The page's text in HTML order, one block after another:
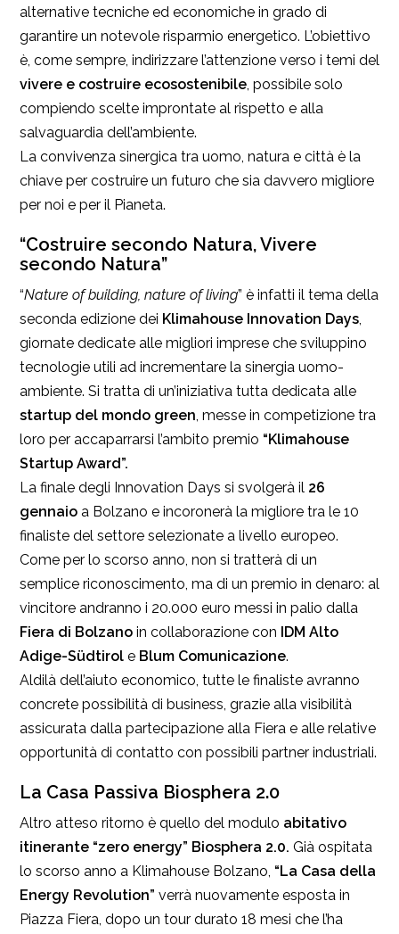
alternative tecniche ed economiche in grado di
garantire un notevole risparmio energetico. L’obiettivo
è, come sempre, indirizzare l’attenzione verso i temi del
vivere e costruire ecosostenibile, possibile solo
compiendo scelte improntate al rispetto e alla
salvaguardia dell’ambiente.
La convivenza sinergica tra uomo, natura e città è la
chiave per costruire un futuro che sia davvero migliore
per noi e per il Pianeta.
“Costruire secondo Natura, Vivere
secondo Natura”
“Nature of building, nature of living” è infatti il tema della
seconda edizione dei Klimahouse Innovation Days,
giornate dedicate alle migliori imprese che sviluppino
tecnologie utili ad incrementare la sinergia uomo-
ambiente. Si tratta di un’iniziativa tutta dedicata alle
startup del mondo green, messe in competizione tra
loro per accaparrarsi l’ambito premio “Klimahouse
Startup Award”.
La finale degli Innovation Days si svolgerà il 26
gennaio a Bolzano e incoronerà la migliore tra le 10
finaliste del settore selezionate a livello europeo.
Come per lo scorso anno, non si tratterà di un
semplice riconoscimento, ma di un premio in denaro: al
vincitore andranno i 20.000 euro messi in palio dalla
Fiera di Bolzano in collaborazione con IDM Alto
Adige-Südtirol e Blum Comunicazione.
Aldilà dell’aiuto economico, tutte le finaliste avranno
concrete possibilità di business, grazie alla visibilità
assicurata dalla partecipazione alla Fiera e alle relative
opportunità di contatto con possibili partner industriali.
La Casa Passiva Biosphera 2.0
Altro atteso ritorno è quello del modulo abitativo
itinerante “zero energy” Biosphera 2.0. Già ospitata
lo scorso anno a Klimahouse Bolzano, “La Casa della
Energy Revolution” verrà nuovamente esposta in
Piazza Fiera, dopo un tour durato 18 mesi che l’ha